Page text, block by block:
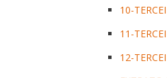
10-
11-
12-